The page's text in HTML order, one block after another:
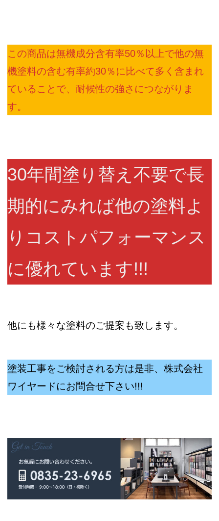
この商品は無機成分含有率50％以上で他の無
機塗料の含む有率約30％に比べて多く含まれ
ていることで、耐候性の強さにつながりま
す。
30年間塗り替え不要で長
期的にみれば他の塗料よ
りコストパフォーマンス
に優れています!!!
他にも様々な塗料のご提案も致します。
塗装工事をご検討される方は是非、株式会社
ワイヤードにお問合せ下さい!!!